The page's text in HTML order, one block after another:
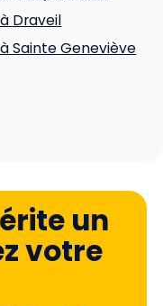
Draveil
Sainte Geneviève
un
votre